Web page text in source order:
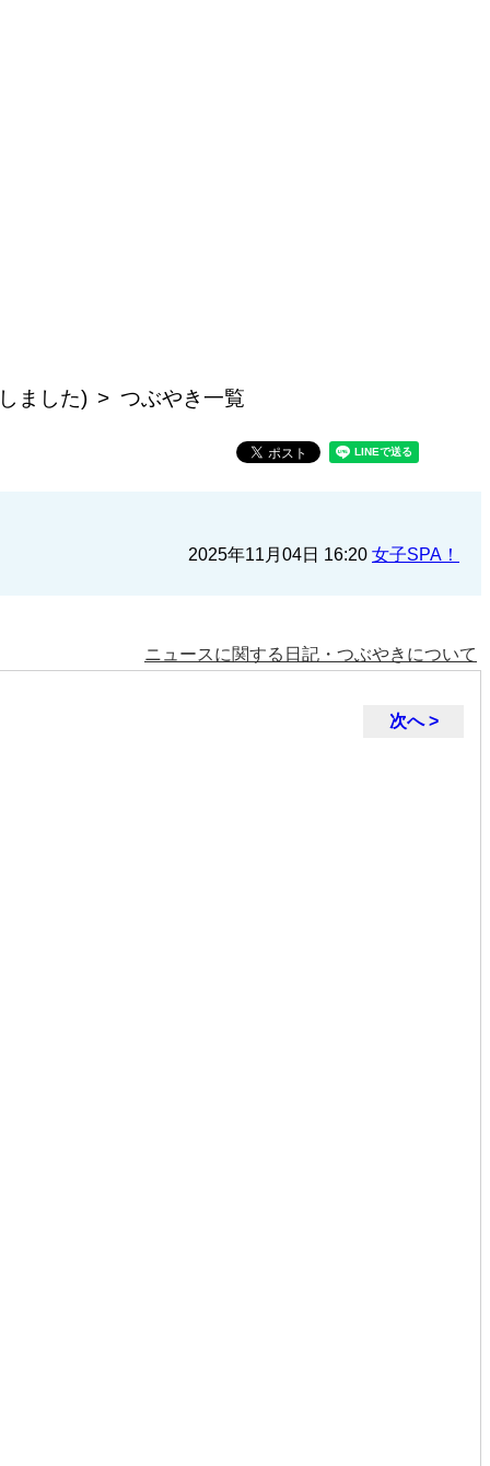
ました) つぶやき一覧
2025年11月04日 16:20 女子SPA！
ニュースに関する日記・つぶやきについて
次へ >